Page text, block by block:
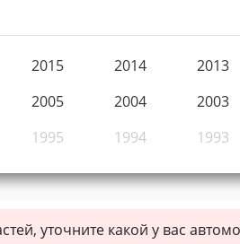
2015 2014 2013
2005 2004 2003
1995 1994 1993
уточните какой у вас